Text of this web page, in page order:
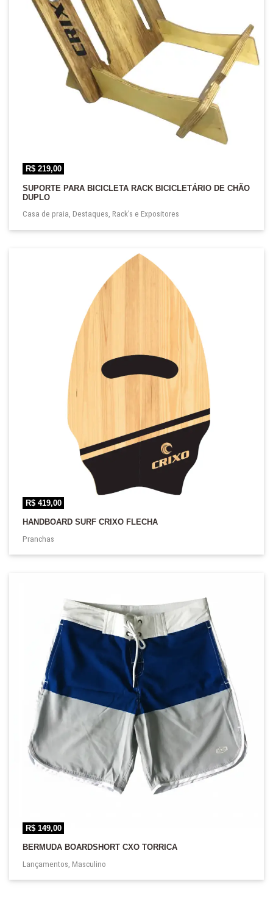
R$219,00
SUPORTE PARA BICICLETA RACK BICICLETÁRIO DE CHÃO
DUPLO
Casa de praia, Destaques, Rack's e Expositores
R$419,00
HANDBOARD SURF CRIXO FLECHA
Pranchas
R$149,00
BERMUDA BOARDSHORT CXO TORRICA
Lançamentos, Masculino